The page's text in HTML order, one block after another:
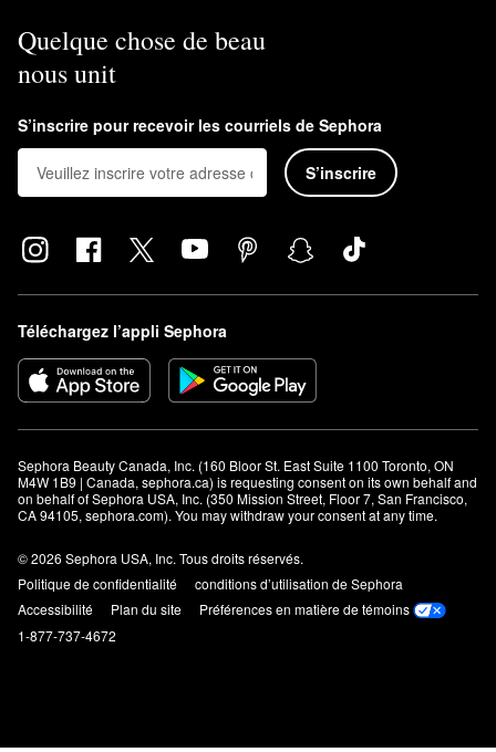
Quelque chose de beau
nous unit
S’inscrire pour recevoir les courriels de Sephora
S’inscrire
Téléchargez l’appli Sephora
Sephora Beauty Canada, Inc. (160 Bloor St. East Suite 1100 Toronto, ON
M4W 1B9 | Canada, sephora.ca) is requesting consent on its own behalf and
on behalf of Sephora USA, Inc. (350 Mission Street, Floor 7, San Francisco,
CA 94105, sephora.com). You may withdraw your consent at any time.
© 2026 Sephora USA, Inc. Tous droits réservés.
Politique de confidentialité
conditions d’utilisation de Sephora
Accessibilité
Plan du site
Préférences en matière de témoins
1-877-737-4672